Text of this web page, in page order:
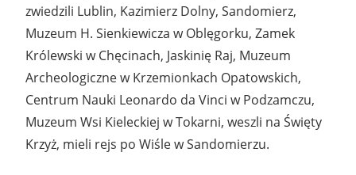
zwiedzili Lublin, Kazimierz Dolny, Sandomierz,
Muzeum H. Sienkiewicza w Oblęgorku, Zamek
Królewski w Chęcinach, Jaskinię Raj, Muzeum
Archeologiczne w Krzemionkach Opatowskich,
Centrum Nauki Leonardo da Vinci w Podzamczu,
Muzeum Wsi Kieleckiej w Tokarni, weszli na Święty
Krzyż, mieli rejs po Wiśle w Sandomierzu.